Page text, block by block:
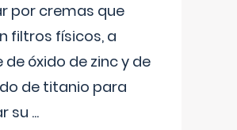
por cremas que
filtros físicos, a
de óxido de zinc y de
de titanio para
su ...